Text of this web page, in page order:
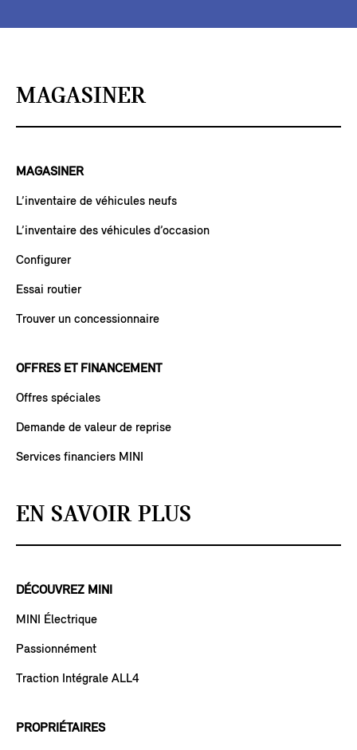
MAGASINER
MAGASINER
L’inventaire de véhicules neufs
L’inventaire des véhicules d’occasion
Configurer
Essai routier
Trouver un concessionnaire
OFFRES ET FINANCEMENT
Offres spéciales
Demande de valeur de reprise
Services financiers MINI
EN SAVOIR PLUS
DÉCOUVREZ MINI
MINI Électrique
Passionnément
Traction Intégrale ALL4
PROPRIÉTAIRES